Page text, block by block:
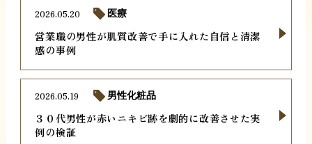
営業職の男性が肌質改善で手に入れた自信と清潔
感の事例
2026.05.20 医療
３０代男性が赤いニキビ跡を劇的に改善させた実
例の検証
2026.05.19 男性化粧品